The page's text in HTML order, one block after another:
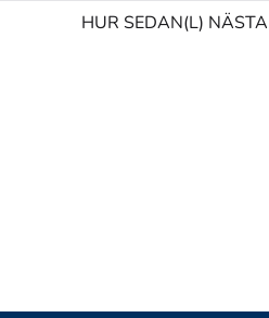
HUR SEDAN(L) NÄSTA